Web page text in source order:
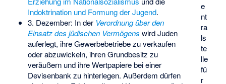
e
nt
ra
ls
te
lle
fü
r
Indoktrination und Formung der Jugend.
3. Dezember: In der Verordnung über den
Einsatz des jüdischen Vermögens wird Juden
auferlegt, ihre Gewerbebetriebe zu verkaufen
oder abzuwickeln, ihren Grundbesitz zu
veräußern und ihre Wertpapiere bei einer
Devisenbank zu hinterlegen. Außerdem dürfen